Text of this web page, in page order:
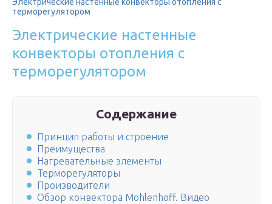
терморегулятором
Электрические настенные
конвекторы отопления с
терморегулятором
Содержание
Принцип работы и строение
Преимущества
Нагревательные элементы
Терморегуляторы
Производители
Обзор конвектора Mohlenhoff. Видео